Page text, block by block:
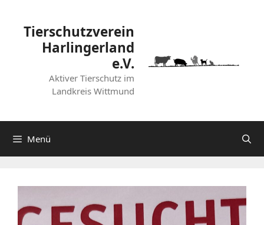
springenTierschutzverein
Harlingerland
e.V.
Aktiver Tierschutz im
Landkreis Wittmund
Menü